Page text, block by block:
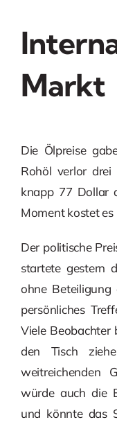
Markt
Die Ölpreise
Rohöl verlor
knapp 77 Dollar
Moment kostet
Der politische
startete gestern
ohne Beteiligung
persönliches
Viele Beobachter
den Tisch
weitreichenden
würde auch die
und könnte das